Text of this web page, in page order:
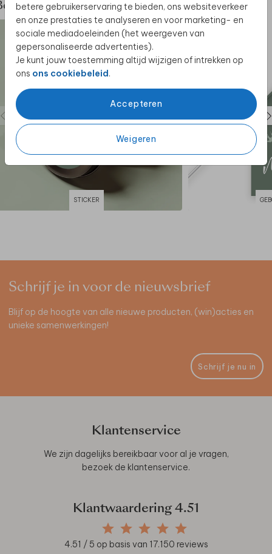
betere gebruikerservaring te bieden, ons websiteverkeer
en onze prestaties te analyseren en voor marketing- en
sociale mediadoeleinden (het weergeven van
gepersonaliseerde advertenties).
Je kunt jouw toestemming altijd wijzigen of intrekken op
ons ons cookiebeleid.
Accepteren
Weigeren
de complete set
STICKER
Schrijf je in voor de nieuwsbrief
Blijf op de hoogte van alle nieuwe producten, (win)acties en
unieke samenwerkingen!
Schrijf je nu in
Klantenservice
We zijn dagelijks bereikbaar voor al je vragen,
bezoek de klantenservice.
Klantwaardering 4.51
4.51 / 5 op basis van 17.150 reviews